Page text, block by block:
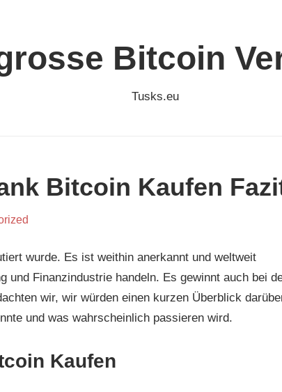
Bitcoin
Tusks.eu
Bitcoin Kaufen
wurde. Es ist weithin anerkannt und weltweit
und Finanzindustrie handeln. Es gewinnt auch bei
wir, wir würden einen kurzen Überblick
und was wahrscheinlich passieren wird.
Kaufen